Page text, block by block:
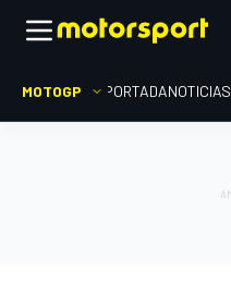
MOTOGP PORTADANOTICIAS